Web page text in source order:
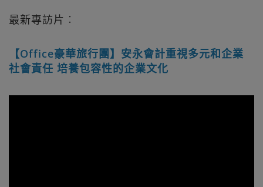
最新專訪片︰
【Office豪華旅行團】安永會計重視多元和企業
社會責任 培養包容性的企業文化